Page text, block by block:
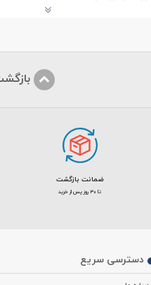
ضمانت بازگشت
تا 30 روز پس از خرید
دسترسی سریع